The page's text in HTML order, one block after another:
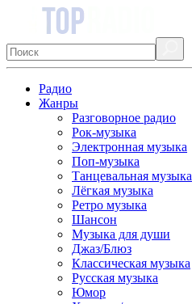
Радио
Жанры
Разговорное радио
Рок-музыка
Электронная музыка
Поп-музыка
Танцевальная музыка
Лёгкая музыка
Ретро музыка
Шансон
Музыка для души
Джаз/Блюз
Классическая музыка
Русская музыка
Юмор